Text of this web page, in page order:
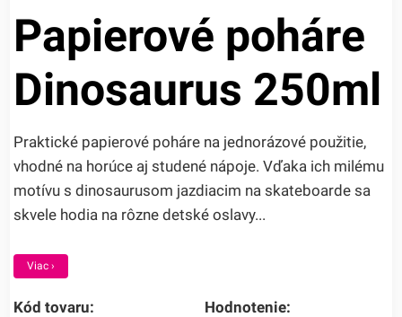
Papierové poháre
Dinosaurus 250ml
Praktické papierové poháre na jednorázové použitie,
vhodné na horúce aj studené nápoje. Vďaka ich milému
motívu s dinosaurusom jazdiacim na skateboarde sa
skvele hodia na rôzne detské oslavy...
Viac ›
Kód tovaru: Hodnotenie: